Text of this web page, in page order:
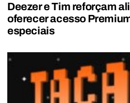
Deezer e Tim reforçam
oferecer acesso
especiais